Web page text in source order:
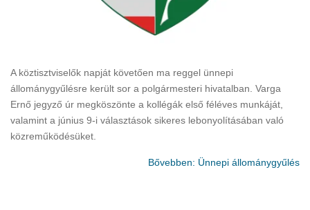
A köztisztviselők napját követően ma reggel ünnepi
állománygyűlésre került sor a polgármesteri hivatalban. Varga
Ernő jegyző úr megköszönte a kollégák első féléves munkáját,
valamint a június 9-i választások sikeres lebonyolításában való
közreműködésüket.
Bővebben: Ünnepi állománygyűlés